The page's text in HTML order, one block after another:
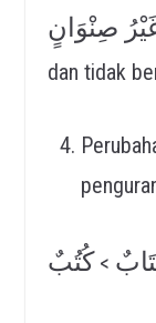
dan tidak
>كُتُبٌ